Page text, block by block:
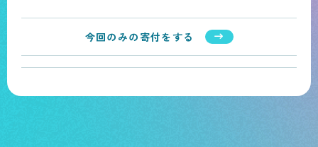
今回のみの寄付をする